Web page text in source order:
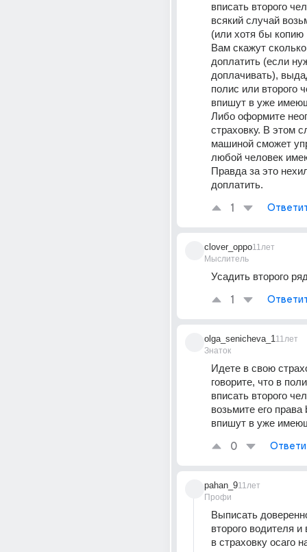
вписать второго
всякий случай
(или хотя бы копию
Вам скажут
доплатить (если
доплачивать),
полис или второго
впишут в уже
Либо оформите
страховку. В этом
машиной сможет
любой человек
Правда за это
доплатить.
1
clover_oppo
Мыслитель
11лет
Усадить второго
1
olga_senicheva_1
Знаток
11лет
Идете в свою
говорите, что в
вписать второго
возьмите его права
впишут в уже
0
pahan_9
Профи
11лет
Выписать
второго водителя и
в страховку осаго